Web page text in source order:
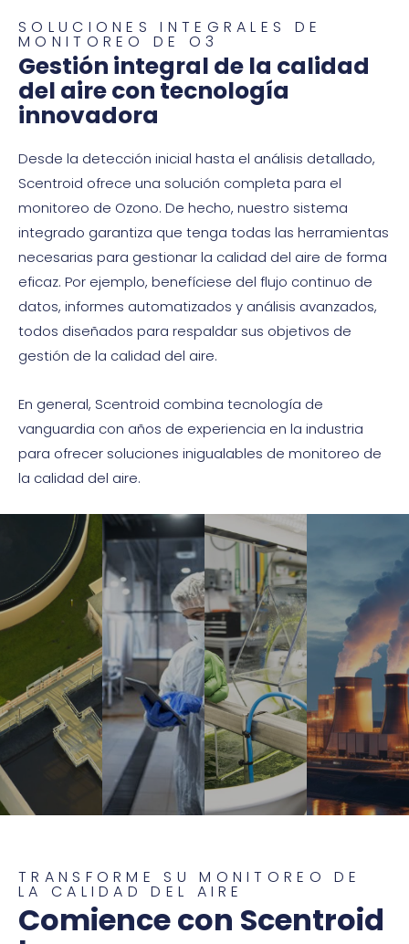
SOLUCIONES INTEGRALES DE
MONITOREO DE O3
Gestión integral de la calidad
del aire con tecnología
innovadora
Desde la detección inicial hasta el análisis detallado,
Scentroid ofrece una solución completa para el
monitoreo de Ozono. De hecho, nuestro sistema
integrado garantiza que tenga todas las herramientas
necesarias para gestionar la calidad del aire de forma
eficaz. Por ejemplo, benefíciese del flujo continuo de
datos, informes automatizados y análisis avanzados,
todos diseñados para respaldar sus objetivos de
gestión de la calidad del aire.
En general, Scentroid combina tecnología de
vanguardia con años de experiencia en la industria
para ofrecer soluciones inigualables de monitoreo de
la calidad del aire.
TRANSFORME SU MONITOREO DE
LA CALIDAD DEL AIRE
Comience con Scentroid